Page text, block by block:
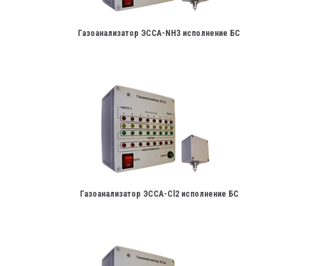
Газоанализатор ЭССА-NH3 исполнение БС
Газоанализатор ЭССА-Сl2 исполнение БС